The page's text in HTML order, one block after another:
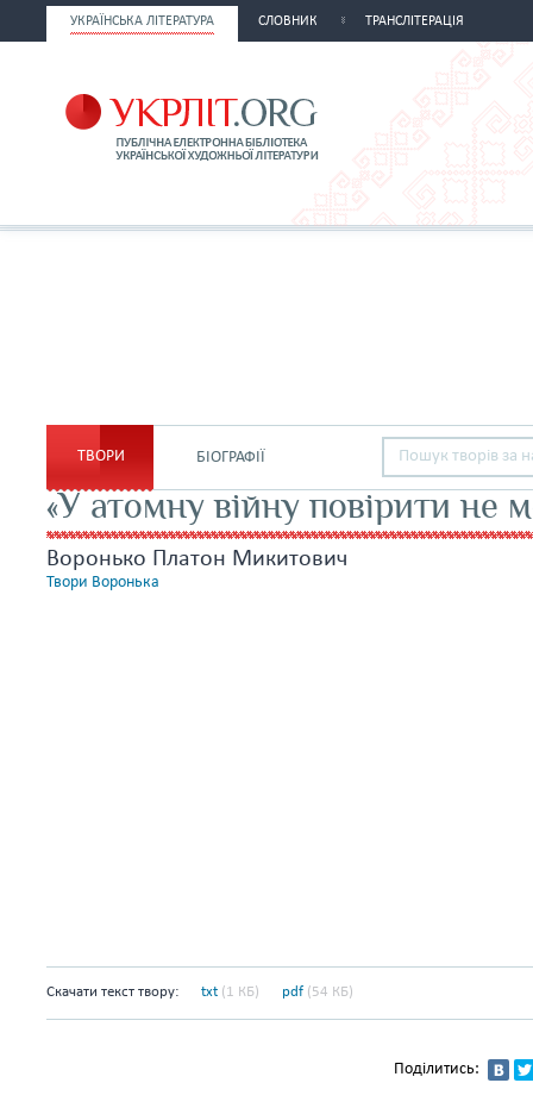
УКРАЇНСЬКА ЛІТЕРАТУРА СЛОВНИК ТРАНСЛІТЕРАЦІЯ
ТВОРИ БІОГРАФІЇ
«У атомну війну повірити не
Воронько Платон Микитович
Твори Воронька
Скачати текст твору: txt (1 КБ) pdf (54 КБ)
Поділитись: